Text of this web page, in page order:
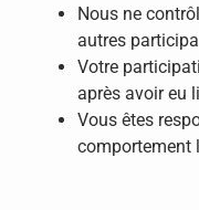
Nous ne
autres
Votre
après avoir eu
Vous êtes
comportement